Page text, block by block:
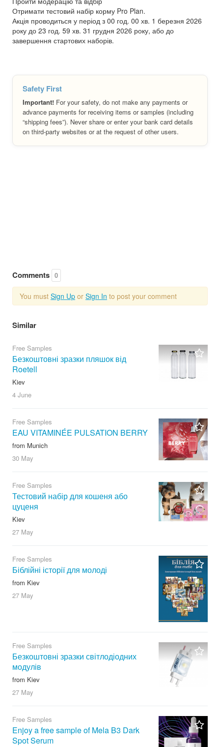
Отримати тестовий набір корму Pro Plan.
Акція проводиться у період з 00 год. 00 хв. 1 березня 2026
року до 23 год. 59 хв. 31 грудня 2026 року, або до
завершення стартових наборів.
Safety First
Important! For your safety, do not make any payments or
advance payments for receiving items or samples (including
“shipping fees”). Never share or enter your bank card details
on third-party websites or at the request of other users.
Comments 0
You must Sign Up or Sign In to post your comment
Similar
Free Samples
Безкоштовні зразки пляшок від
Roetell
Kiev
4 June
Free Samples
EAU VITAMINÉE PULSATION BERRY
from Munich
30 May
Free Samples
Тестовий набір для кошеня або
цуценя
Kiev
27 May
Free Samples
Біблійні історії для молоді
from Kiev
27 May
Free Samples
Безкоштовні зразки світлодіодних
модулів
from Kiev
27 May
Free Samples
Enjoy a free sample of Mela B3 Dark
Spot Serum